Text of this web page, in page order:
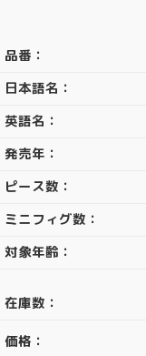
品番：
日本語名：
英語名：
発売年：
ピース数：
ミニフィグ数：
対象年齢：
在庫数：
価格：